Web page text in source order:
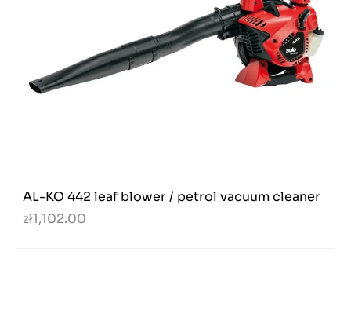
AL-KO 442 leaf blower / petrol vacuum cleaner
zł1,102.00